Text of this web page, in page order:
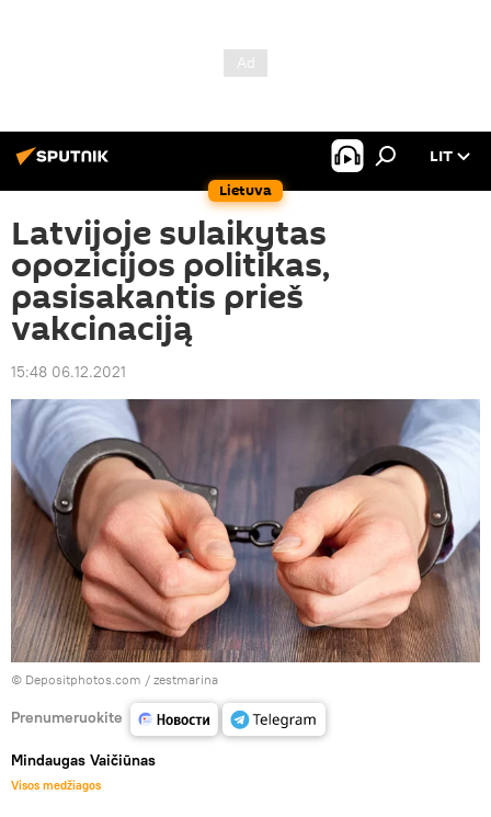
Lietuva
LIT
Latvijoje sulaikytas
opozicijos politikas,
pasisakantis prieš
vakcinaciją
15:48 06.12.2021
© Depositphotos.com / zestmarina
Prenumeruokite
Mindaugas Vaičiūnas
Visos medžiagos